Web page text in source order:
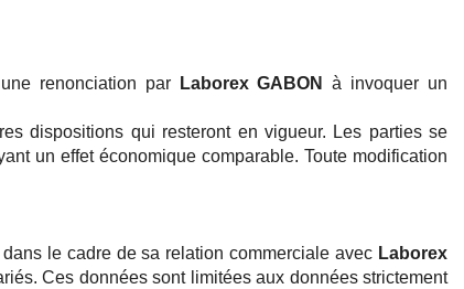
renonciation par Laborex GABON
à invoquer un
dispositions qui resteront en vigueur. Les parties se
un effet économique comparable. Toute modification
le cadre de sa relation commerciale avec Laborex
Ces données sont limitées aux données strictement